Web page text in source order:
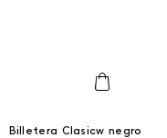
Talla Única
Billetera Clasicw negro